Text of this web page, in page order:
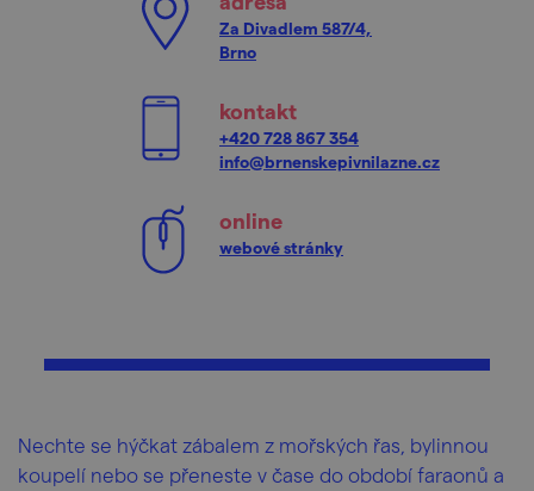
Za Divadlem 587/4,
Brno
kontakt
+420 728 867 354
info@brnenskepivnilazne.cz
online
webové stránky
Nechte se hýčkat zábalem z mořských řas, bylinnou
koupelí nebo se přeneste v čase do období faraonů a